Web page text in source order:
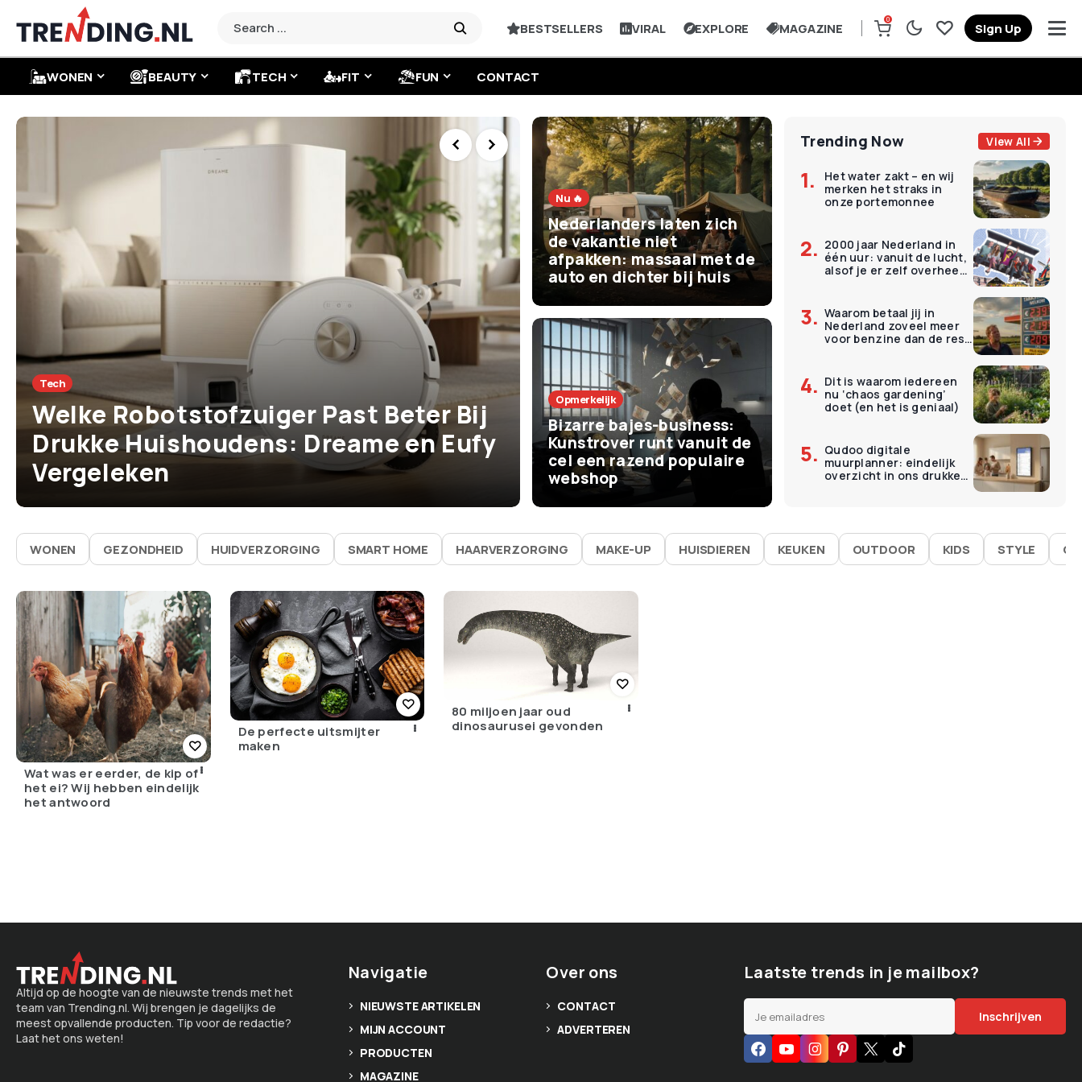
BESTSELLERS VIRAL EXPLORE MAGAZINE
0
Sign Up
WONEN BEAUTY TECH FIT FUN CONTACT
Tech
Welke Robotstofzuiger Past Beter Bij
Drukke Huishoudens: Dreame en Eufy
Vergeleken
Het Leven
De beste zomermomenten kosten
vaak bijna niks – en dat is precies
waarom ze zo goed werken
Nu 🔥
Nederlanders laten zich
de vakantie niet
afpakken: massaal met de
auto en dichter bij huis
Opmerkelijk
Bizarre bajes-business:
Kunstrover runt vanuit de
cel een razend populaire
webshop
Trending Now View All
Het water zakt – en wij
merken het straks in
onze portemonnee
2000 jaar Nederland in
één uur: vanuit de lucht,
alsof je er zelf overheen
Waarom betaal jij in
Nederland zoveel meer
voor benzine dan de rest
Dit is waarom iedereen
nu ‘chaos gardening’
doet (en het is geniaal)
Qudoo digitale
muurplanner: eindelijk
overzicht in ons drukke
WONEN GEZONDHEID HUIDVERZORGING SMART HOME HAARVERZORGING MAKE-UP HUISDIEREN KEUKEN OUTDOOR KIDS STYLE
Wat was er eerder, de kip of
het ei? Wij hebben eindelijk
het antwoord
De perfecte uitsmijter
maken
80 miljoen jaar oud
dinosaurusei gevonden
Altijd op de hoogte van de nieuwste trends met het
team van Trending.nl. Wij brengen je dagelijks de
meest opvallende producten. Tip voor de redactie?
Laat het ons weten!
Navigatie
NIEUWSTE ARTIKELEN
MIJN ACCOUNT
PRODUCTEN
MAGAZINE
Over ons
CONTACT
ADVERTEREN
Laatste trends in je mailbox?